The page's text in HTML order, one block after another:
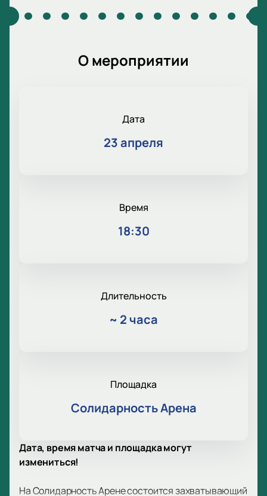
О мероприятии
Дата
23 апреля
Время
18:30
Длительность
~ 2 часа
Площадка
Солидарность Арена
Дата, время матча и площадка могут
измениться!
На Солидарность Арене состоится захватывающий